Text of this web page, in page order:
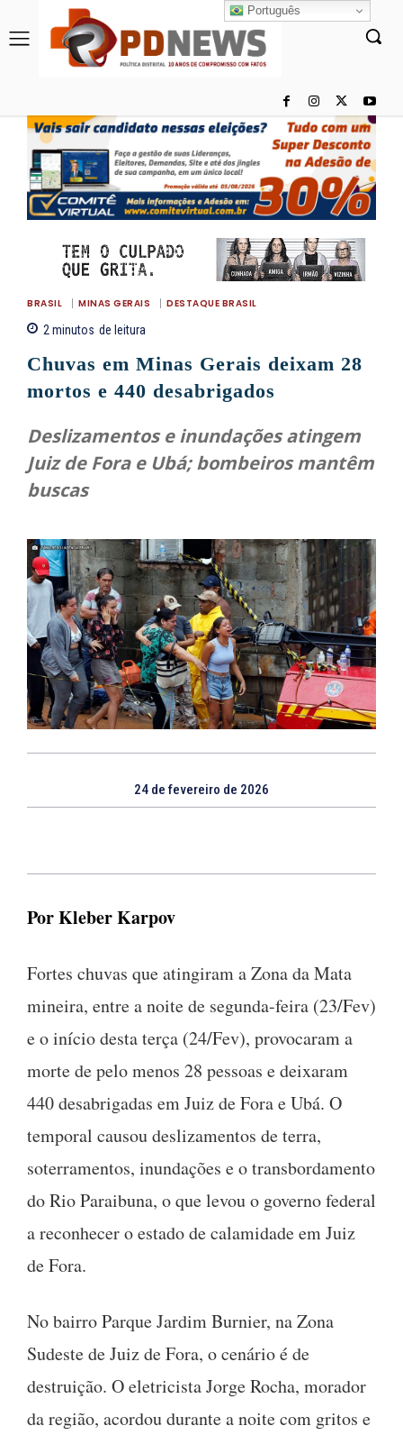
BRASIL MINAS GERAIS DESTAQUE BRASIL
2minutos de leitura
Chuvas em Minas Gerais deixam 28
mortos e 440 desabrigados
Deslizamentos e inundações atingem
Juiz de Fora e Ubá; bombeiros mantêm
buscas
24 de fevereiro de 2026
Por Kleber Karpov
Fortes chuvas que atingiram a Zona da Mata
mineira, entre a noite de segunda-feira (23/Fev)
e o início desta terça (24/Fev), provocaram a
morte de pelo menos 28 pessoas e deixaram
440 desabrigadas em Juiz de Fora e Ubá. O
temporal causou deslizamentos de terra,
soterramentos, inundações e o transbordamento
do Rio Paraibuna, o que levou o governo federal
a reconhecer o estado de calamidade em Juiz
de Fora.
No bairro Parque Jardim Burnier, na Zona
Sudeste de Juiz de Fora, o cenário é de
destruição. O eletricista Jorge Rocha, morador
da região, acordou durante a noite com gritos e
Português